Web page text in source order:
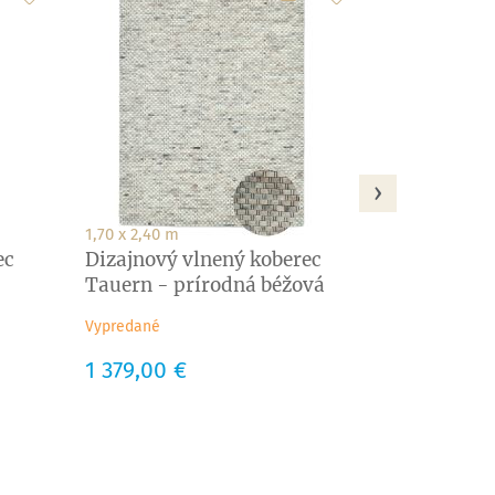
1,70 x 2,40 m
Dizajnový vlnený koberec
Tauern - prírodná béžová
Vypredané
Cena
1 379,00 €
›